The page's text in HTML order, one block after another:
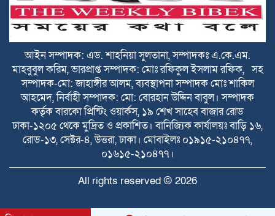
দেশবাসীকে পবিত্র ঈদুল আজহার শুভেচ্ছা
জানালেন আবু সাঈদ সরকার
পূবাইলবাসীকে ঈদুল আজহার শুভেচ্ছা
জানালেন বিএনপি নেতা রাশেদ মোল্লা
পূবাইলবাসীকে পবিত্র ঈদুল আজহার শুভেচ্ছা
জানালেন আরিফ হোসেন ভূইয়া
পবিত্র ঈদুল আজহায় পূবাইলবাসীকে আন্তরিক
শুভেচ্ছা জানালেন পূবাইল থানা যুবদলের যুগ্ম
আহ্বায়ক সোহেল খান
ঈদুল আজহা উপলক্ষে দেশবাসীকে শুভেচ্ছা
আইন সম্পাদক: এড. শাহনিয়া সুলতানা, সম্পাদকঃ এ.কে.এম.
মাহবুবুল করিম, ভারপ্রাপ্ত সম্পাদক: মোঃ রফিকুল ইসলাম রফিক, সহ
সম্পাদক-মো: জাহাঙ্গীর আলম, ব্যবস্থাপনা সম্পাদক মোঃ শাকিল
আহমেদ, নির্বাহী সম্পাদক: মো: বোরহান উদ্দিন বাবুল। সম্পাদক
কর্তৃক বারকো প্রিন্টিং ওয়ার্কস, ১৯ শেখ সাহেব বাজার রোড
ঢাকা-১২০৫ থেকে মুদ্রিত ও প্রকাশিত। বানিজ্যিক কার্যালয়ঃ বাড়ি ১৬,
রোড-১৩, সেক্টর-৪, উত্তরা, ঢাকা। মোবাইলঃ ০১৯১৫-২১০৪৭৭,
০১৬১৫-২১০৪৭৭।
All rights reserved © 2026